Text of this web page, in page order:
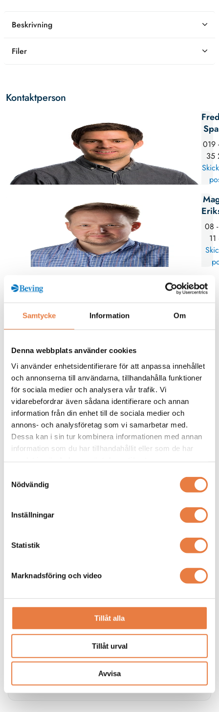
Samtycke Information Om
Denna webbplats använder cookies
Vi använder enhetsidentifierare för att anpassa innehållet
och annonserna till användarna, tillhandahålla funktioner
för sociala medier och analysera vår trafik. Vi
vidarebefordrar även sådana identifierare och annan
information från din enhet till de sociala medier och
annons- och analysföretag som vi samarbetar med.
Dessa kan i sin tur kombinera informationen med annan
information som du har tillhandahållit eller som de har
Nödvändig
Inställningar
Statistik
Marknadsföring och video
Tillåt alla
Tillåt urval
Avvisa
Beskrivning
Filer
Kontaktperson
019
35
08
Kurskategorier
Från kunskapsbanken
Skillnaden mellan isolerat och direktjordat nät
Vi reder ut skillnaderna mellan direktjordat nät (oftast TN
/ TN-S nät) och isolerat nät (IT-nät)
Övergripande information om IT-nät
Här förklarar vi vad ett ett isolerat nät (IT-nät) är.